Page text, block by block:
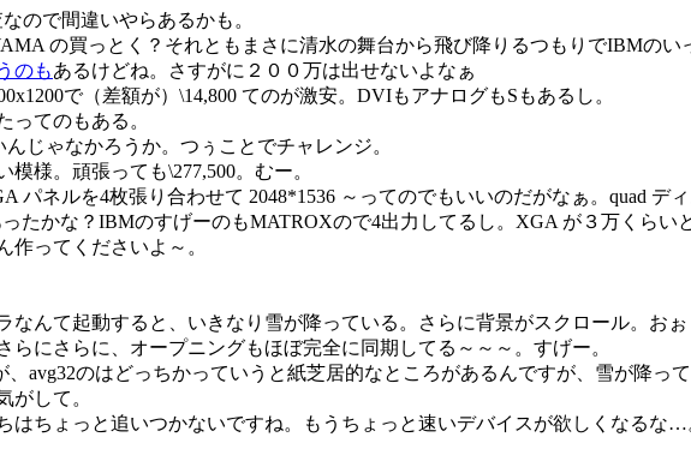
ので間違いやらあるかも。
の買っとく？それともまさに清水の舞台から飛び降りるつもりでIBMの
のもあるけどね。さすがに２００万は出せないよなぁ
で（差額が）\14,800 てのが激安。DVIもアナログもSもあるし。
ってのもある。
じゃなかろうか。つぅことでチャレンジ。
様。頑張っても\277,500。むー。
パネルを4枚張り合わせて 2048*1536 ～ってのでもいいのだがなぁ。quad デ
たかな？IBMのすげーのもMATROXので4出力してるし。XGA が３万くらい
作ってくださいよ～。
なんて起動すると、いきなり雪が降っている。さらに背景がスクロール。お
にさらに、オープニングもほぼ完全に同期してる～～～。すげー。
avg32のはどっちかっていうと紙芝居的なところがあるんですが、雪が降っ
がして。
ちょっと追いつかないですね。もうちょっと速いデバイスが欲しくなるな…